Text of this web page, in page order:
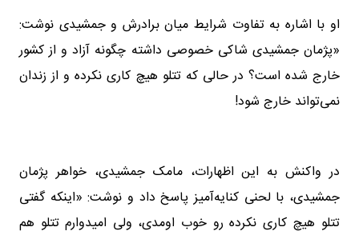
او با اشاره به تفاوت شرایط میان برادرش و جمشیدی نوشت:
«پژمان جمشیدی شاکی خصوصی داشته چگونه آزاد و از کشور
خارج شده است؟ در حالی که تتلو هیچ کاری نکرده و از زندان
نمی‌تواند خارج شود!
در واکنش به این اظهارات، مامک جمشیدی، خواهر پژمان
جمشیدی، با لحنی کنایه‌آمیز پاسخ داد و نوشت: «اینکه گفتی
تتلو هیچ کاری نکرده رو خوب اومدی، ولی امیدوارم تتلو هم